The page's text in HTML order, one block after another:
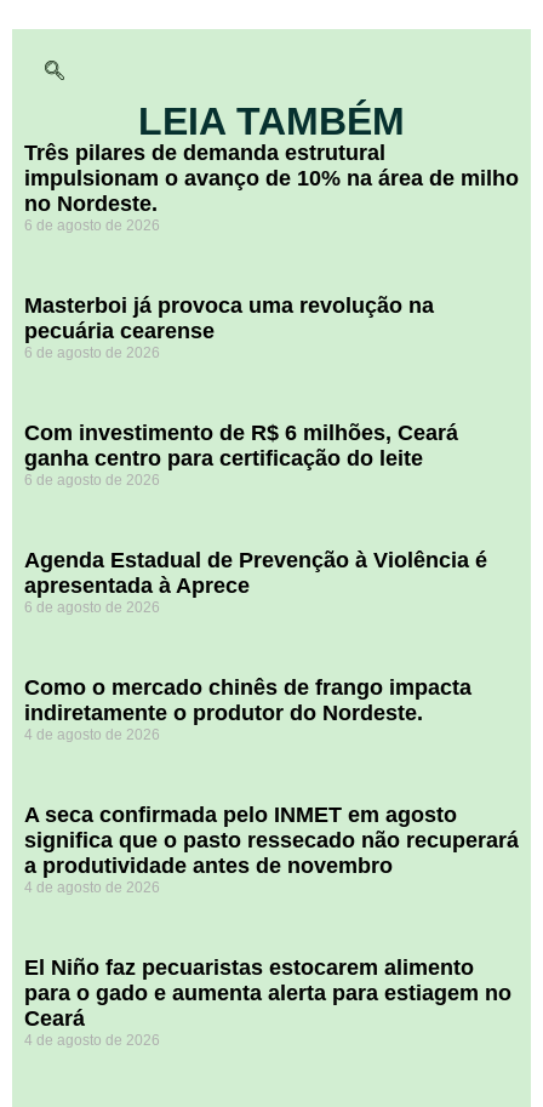
LEIA TAMBÉM
​Três pilares de demanda estrutural
impulsionam o avanço de 10% na área de milho
no Nordeste.
6 de agosto de 2026
Masterboi já provoca uma revolução na
pecuária cearense
6 de agosto de 2026
Com investimento de R$ 6 milhões, Ceará
ganha centro para certificação do leite
6 de agosto de 2026
Agenda Estadual de Prevenção à Violência é
apresentada à Aprece
6 de agosto de 2026
​Como o mercado chinês de frango impacta
indiretamente o produtor do Nordeste.
4 de agosto de 2026
A seca confirmada pelo INMET em agosto
significa que o pasto ressecado não recuperará
a produtividade antes de novembro
4 de agosto de 2026
El Niño faz pecuaristas estocarem alimento
para o gado e aumenta alerta para estiagem no
Ceará
4 de agosto de 2026